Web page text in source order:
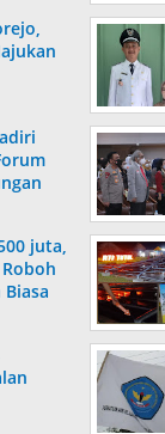
juta,